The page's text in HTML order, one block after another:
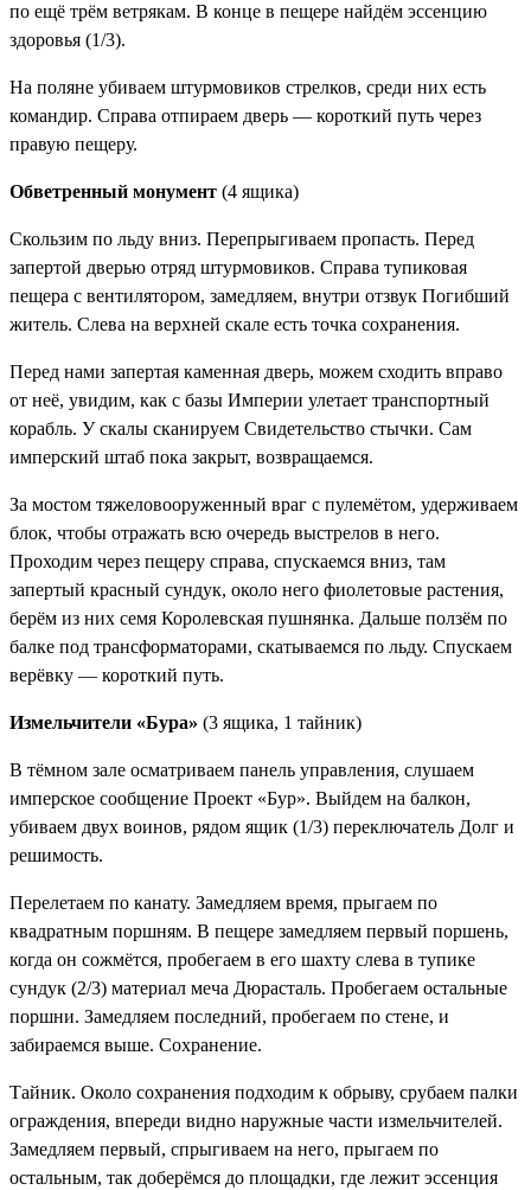
по ещё трём ветрякам. В конце в пещере найдём эссенцию
здоровья (1/3).
На поляне убиваем штурмовиков стрелков, среди них есть
командир. Справа отпираем дверь — короткий путь через
правую пещеру.
Обветренный монумент (4 ящика)
Скользим по льду вниз. Перепрыгиваем пропасть. Перед
запертой дверью отряд штурмовиков. Справа тупиковая
пещера с вентилятором, замедляем, внутри отзвук Погибший
житель. Слева на верхней скале есть точка сохранения.
Перед нами запертая каменная дверь, можем сходить вправо
от неё, увидим, как с базы Империи улетает транспортный
корабль. У скалы сканируем Свидетельство стычки. Сам
имперский штаб пока закрыт, возвращаемся.
За мостом тяжеловооруженный враг с пулемётом, удерживаем
блок, чтобы отражать всю очередь выстрелов в него.
Проходим через пещеру справа, cпускаемся вниз, там
запертый красный сундук, около него фиолетовые растения,
берём из них семя Королевская пушнянка. Дальше ползём по
балке под трансформаторами, скатываемся по льду. Спускаем
верёвку — короткий путь.
Измельчители «Бура» (3 ящика, 1 тайник)
В тёмном зале осматриваем панель управления, слушаем
имперское сообщение Проект «Бур». Выйдем на балкон,
убиваем двух воинов, рядом ящик (1/3) переключатель Долг и
решимость.
Перелетаем по канату. Замедляем время, прыгаем по
квадратным поршням. В пещере замедляем первый поршень,
когда он сожмётся, пробегаем в его шахту слева в тупике
сундук (2/3) материал меча Дюрасталь. Пробегаем остальные
поршни. Замедляем последний, пробегаем по стене, и
забираемся выше. Сохранение.
Тайник. Около сохранения подходим к обрыву, срубаем палки
ограждения, впереди видно наружные части измельчителей.
Замедляем первый, спрыгиваем на него, прыгаем по
остальным, так доберёмся до площадки, где лежит эссенция